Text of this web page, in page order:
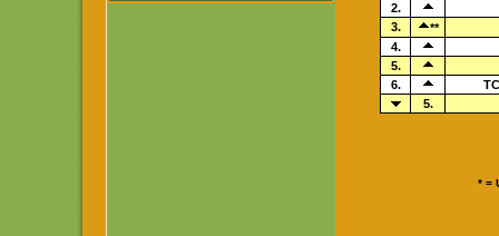
2.
3.
**
4.
5.
6.
5.
* =